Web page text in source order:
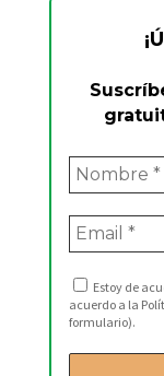
Estoy de
acuerdo a la
formulario).